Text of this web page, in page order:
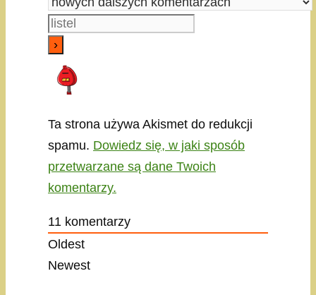
Ta strona używa Akismet do redukcji
spamu. Dowiedz się, w jaki sposób
przetwarzane są dane Twoich
komentarzy.
11 komentarzy
Oldest
Newest